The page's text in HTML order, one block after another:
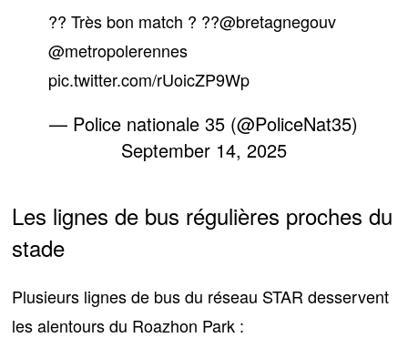
?? Très bon match ? ??@bretagnegouv
@metropolerennes
pic.twitter.com/rUoicZP9Wp
— Police nationale 35 (@PoliceNat35)
September 14, 2025
Les lignes de bus régulières proches du
stade
Plusieurs lignes de bus du réseau STAR desservent
les alentours du Roazhon Park :